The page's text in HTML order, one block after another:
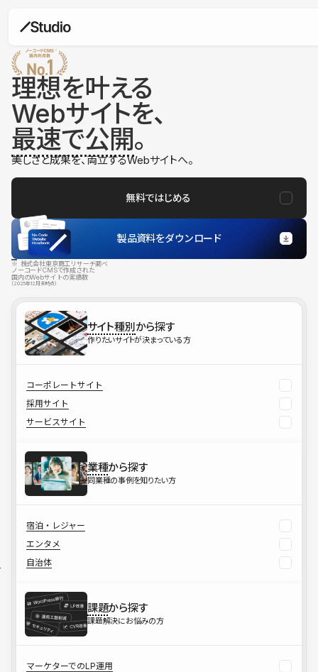
理想を叶える
Webサイトを、
最速で公開。
美しさと成果を、両立するWebサイトへ。
無料ではじめる
製品資料をダウンロード
※ 株式会社東京商工リサーチ調べ
ノーコードCMSで作成された
国内のWebサイトの実績数
（2025年12月末時点）
サイト種別から探す
作りたいサイトが決まっている方
コーポレートサイト
採用サイト
サービスサイト
業種から探す
同業種の事例を知りたい方
宿泊・レジャー
エンタメ
自治体
課題から探す
課題解決にお悩みの方
マーケターでのLP運用